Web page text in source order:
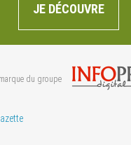
JE DÉCOUVRE
du groupe